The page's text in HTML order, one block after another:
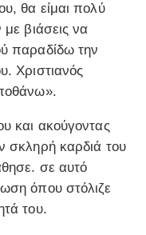
θα είμαι πολύ
βιάσεις να
παραδίδω την
Χριστιανός
και ακούγοντας
σκληρή καρδιά του
σε αυτό
όπου στόλιζε
του.